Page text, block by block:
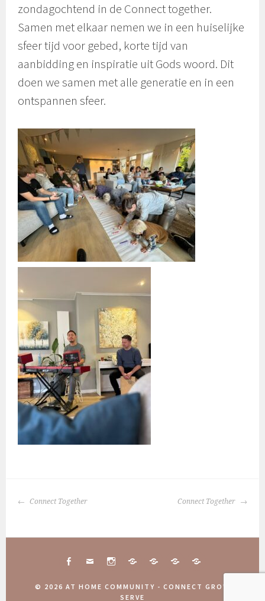
zondagochtend in de Connect together.
Samen met elkaar nemen we in een huiselijke
sfeer tijd voor gebed, korte tijd van
aanbidding en inspiratie uit Gods woord. Dit
doen we samen met alle generatie en in een
ontspannen sfeer.
BERICHTNAVIGATIE
Connect Together Connect Together
TOGETHER
JAAR WEEKEND
AANMELDINGEN
COMMUNITY
© 2026 AT HOME COMMUNITY - CONNECT GROW
SERVE